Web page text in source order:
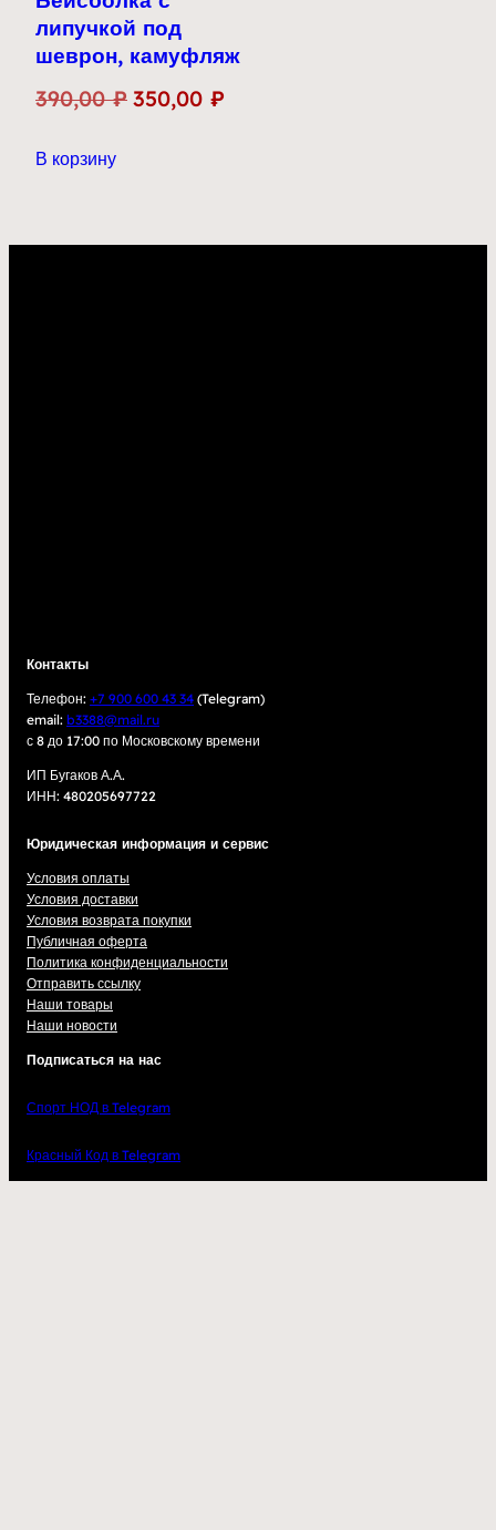
липучкой под
шеврон, камуфляж
390,00₽ Первоначальная
350,00 ₽
В корзину
Контакты
Телефон: +7 900 600 43 34 (Telegram)
email: b3388@mail.ru
с 8 до 17:00 по Московскому времени
ИП Бугаков А.А.
ИНН: 480205697722
Юридическая информация и сервис
Условия оплаты
Условия доставки
Условия возврата покупки
Публичная оферта
Политика конфиденциальности
Отправить ссылку
Наши товары
Наши новости
Подписаться на нас
Спорт НОД в Telegram
Красный Код в Telegram